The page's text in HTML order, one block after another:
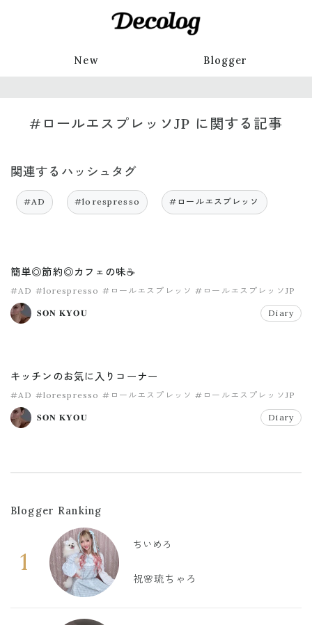
New Blogger
#ロールエスプレッソJP に関する記事
関連するハッシュタグ
#AD #lorespresso #ロールエスプレッソ
簡単◎節約◎カフェの味☕️
#AD #lorespresso #ロールエスプレッソ #ロールエスプレッソJP
𝐒𝐎𝐍 𝐊𝐘𝐎𝐔 Diary
キッチンのお気に入りコーナー
#AD #lorespresso #ロールエスプレッソ #ロールエスプレッソJP
𝐒𝐎𝐍 𝐊𝐘𝐎𝐔 Diary
Blogger Ranking
1
ちいめろ
祝🌸琉ちゃろ